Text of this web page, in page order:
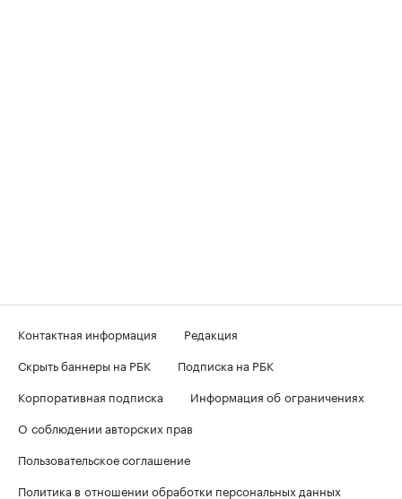
Контактная информация
Редакция
Скрыть баннеры на РБК
Подписка на РБК
Корпоративная подписка
Информация об ограничениях
О соблюдении авторских прав
Пользовательское соглашение
Политика в отношении обработки персональных данных